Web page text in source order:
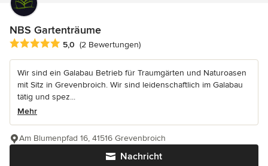
NBS Gartenträume
Durchschnittliche Bewertung: 5 von 5 Sternen
5,0 (2 Bewertungen)
Wir sind ein Galabau Betrieb für Traumgärten und Naturoasen
mit Sitz in Grevenbroich. Wir sind leidenschaftlich im Galabau
tätig und spez...
Mehr
Nachricht
Am Blumenpfad 16, 41516 Grevenbroich